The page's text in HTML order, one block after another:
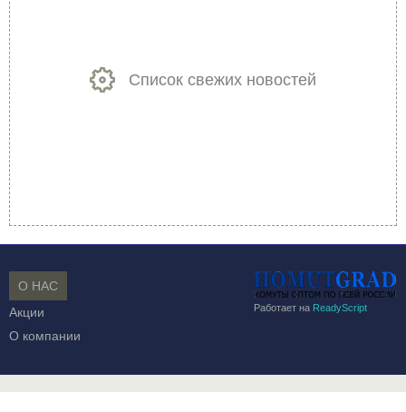
Список свежих новостей
Работает на ReadyScript
О НАС
Акции
О компании